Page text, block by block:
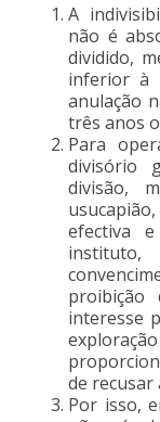
A
não é
dividido,
inferior à
anulação
três anos
Para
divisório
divisão,
efectiva
proibição
interesse
de recusar
Por isso,